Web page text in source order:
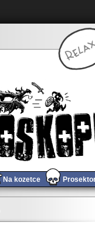
Na kozetce